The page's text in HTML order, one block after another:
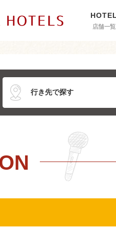
店舗一覧